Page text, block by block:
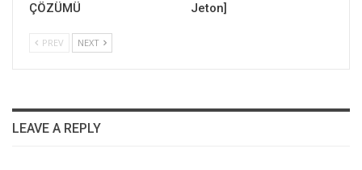
ÇÖZÜMÜ
Jeton]
PREV NEXT
LEAVE A REPLY